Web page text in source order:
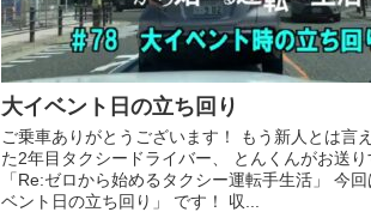
大イベント日の立ち回り
ご乗車ありがとうございます！ もう新人とは言
た2年目タクシードライバー、 とんくんがお送り
「Re:ゼロから始めるタクシー運転手生活」 今
ベント日の立ち回り」 です！ 収...